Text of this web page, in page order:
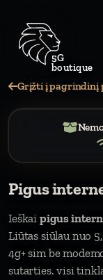
5
Grįžti į pagrindinį
Pigus
Ieškai pigus
Liūtas siūlau nuo
4g+ sim be
sutarties. visi